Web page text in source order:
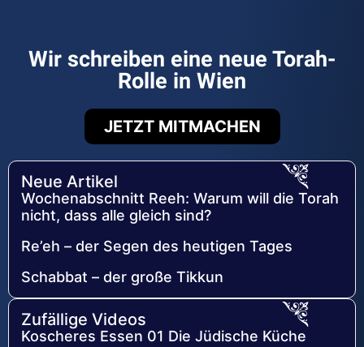
Wir schreiben eine neue Torah-
Rolle in Wien
JETZT MITMACHEN
Neue Artikel
Wochenabschnitt Reeh: Warum will die Torah
nicht, dass alle gleich sind?
Re’eh – der Segen des heutigen Tages
Schabbat – der große Tikkun
Zufällige Videos
Koscheres Essen 01 Die Jüdische Küche